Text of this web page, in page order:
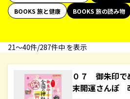
BOOKS 旅と健康
BOOKS 旅の読み物
21〜40件/287件中 を表示
０７ 御朱印
末開運さんぽ